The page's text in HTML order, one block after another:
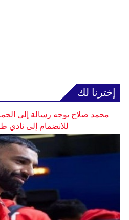
إخترنا لك
محمد صلاح يوجه رسالة إلى
للانضمام إلى نادي